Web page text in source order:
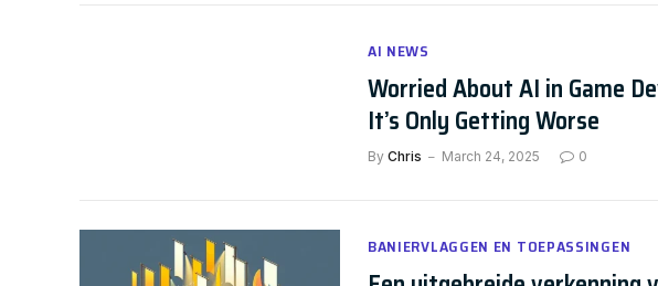
AI NEWS
Worried About AI in Game
It’s Only Getting Worse
By Chris March 24, 2025 0
BANIERVLAGGEN EN TOEPASSINGEN